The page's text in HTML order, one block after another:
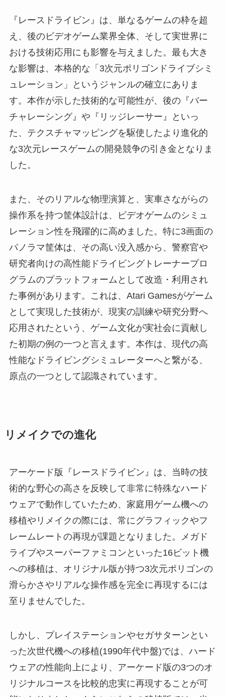
『レースドライビン』は、単なるゲームの枠を超
え、後のビデオゲーム業界全体、そして実世界に
おける技術応用にも影響を与えました。最も大き
な影響は、本格的な「3次元ポリゴンドライブシミ
ュレーション」というジャンルの確立にありま
す。本作が示した技術的な可能性が、後の『バー
チャレーシング』や『リッジレーサー』といっ
た、テクスチャマッピングを駆使したより進化的
な3次元レースゲームの開発競争の引き金となりま
した。
また、そのリアルな物理演算と、実車さながらの
操作系を持つ筐体設計は、ビデオゲームのシミュ
レーション性を飛躍的に高めました。特に3画面の
パノラマ筐体は、その高い没入感から、警察官や
研究者向けの高性能ドライビングトレーナープロ
グラムのプラットフォームとして改造・利用され
た事例があります。これは、Atari Gamesがゲーム
として実現した技術が、現実の訓練や研究分野へ
応用されたという、ゲーム文化が実社会に貢献し
た初期の例の一つと言えます。本作は、現代の高
性能なドライビングシミュレーターへと繋がる、
原点の一つとして認識されています。
リメイクでの進化
アーケード版『レースドライビン』は、当時の技
術的な野心の高さを反映して非常に特殊なハード
ウェアで動作していたため、家庭用ゲーム機への
移植やリメイクの際には、常にグラフィックやフ
レームレートの再現が課題となりました。メガド
ライブやスーパーファミコンといった16ビット機
への移植は、オリジナル版が持つ3次元ポリゴンの
滑らかさやリアルな操作感を完全に再現するには
至りませんでした。
しかし、プレイステーションやセガサターンとい
った次世代機への移植(1990年代中盤)では、ハード
ウェアの性能向上により、アーケード版の3つのオ
リジナルコースを比較的忠実に再現することが可